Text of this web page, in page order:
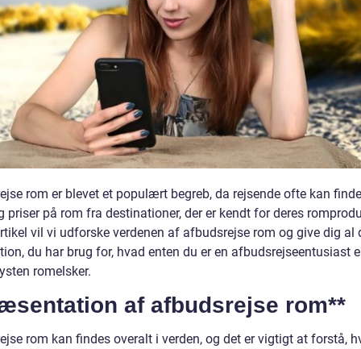
rom er blevet et populært begreb, da rejsende ofte kan
priser på rom fra destinationer, der er kendt for deres
vil vi udforske verdenen af afbudsrejse rom og give dig al
du har brug for, hvad enten du er en afbudsrejseentusiast
romelsker.
af afbudsrejse rom**
rom kan findes overalt i verden, og det er vigtigt at forstå,